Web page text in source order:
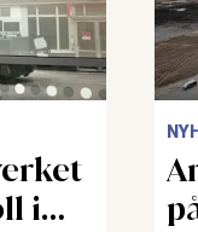
i